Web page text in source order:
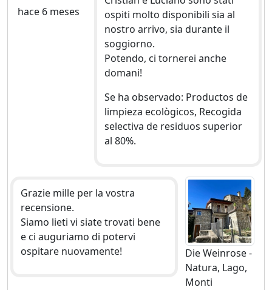
hace 6 meses
ospiti molto disponibili sia al
nostro arrivo, sia durante il
soggiorno.
Potendo, ci tornerei anche
domani!
Se ha observado: Productos de
limpieza ecològicos, Recogida
selectiva de residuos superior
al 80%.
Grazie mille per la vostra
recensione.
Siamo lieti vi siate trovati bene
e ci auguriamo di potervi
ospitare nuovamente!
Die Weinrose -
Natura, Lago,
Monti